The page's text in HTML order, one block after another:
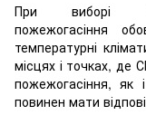
При виборі
пожежогасіння
температурні
місцях і точках, де
пожежогасіння, як
повинен мати